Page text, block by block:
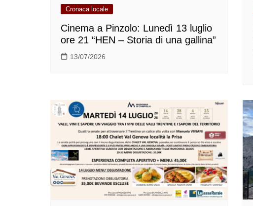
Cronaca locale
Cinema a Pinzolo: Lunedì 13 luglio
ore 21 “HEN – Storia di una gallina”
13/07/2026